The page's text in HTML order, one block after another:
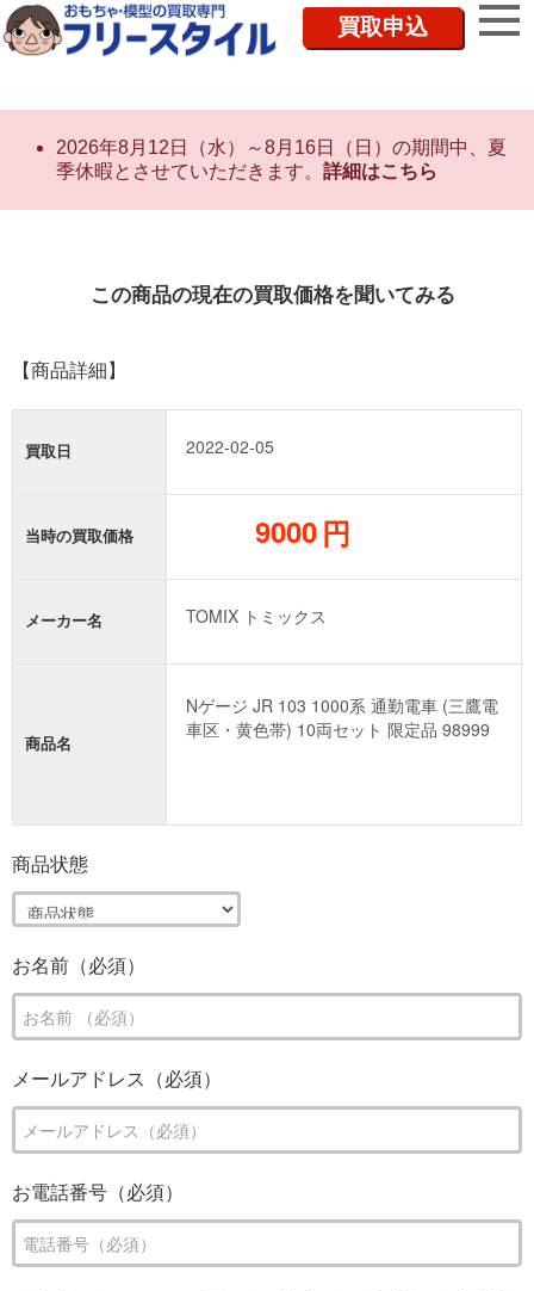
買取申込
2026年8月12日（水）～8月16日（日）の期間中、夏
季休暇とさせていただきます。 詳細はこちら
この商品の現在の買取価格を聞いてみる
【商品詳細】
買取日
当時の買取価格 円
メーカー名
商品名
商品状態
お名前（必須）
メールアドレス（必須）
お電話番号（必須）